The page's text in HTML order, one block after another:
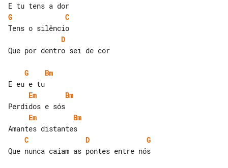
G
C
D
Que por dentro sei de cor
G
Bm
Em
Bm
Em
Bm
C
D
G
Que nunca caiam as pontes entre nós